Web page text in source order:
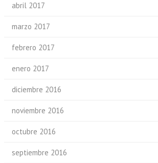
abril 2017
marzo 2017
febrero 2017
enero 2017
diciembre 2016
noviembre 2016
octubre 2016
septiembre 2016